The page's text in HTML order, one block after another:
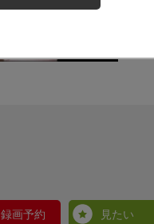
録画予約
見たい